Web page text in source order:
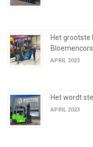
Het grootste
APRIL 2023
Het wordt
APRIL 2023